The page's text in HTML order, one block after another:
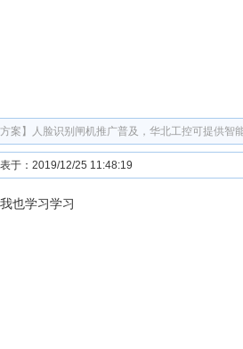
方案】 人脸识别闸机推广普及，华北工控可提供智
于：2019/12/25 11:48:19
我也学习学习